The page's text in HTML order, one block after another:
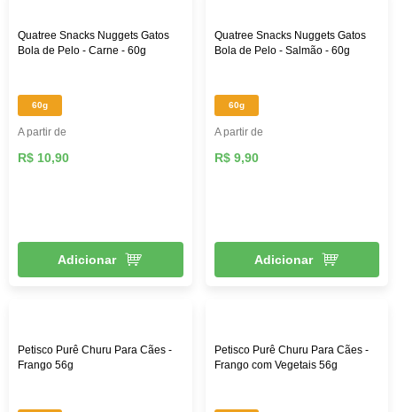
Quatree Snacks Nuggets Gatos
Bola de Pelo - Carne - 60g
60g
A partir de
R$ 10,90
Adicionar
Quatree Snacks Nuggets Gatos
Bola de Pelo - Salmão - 60g
60g
A partir de
R$ 9,90
Adicionar
Petisco Purê Churu Para Cães -
Frango 56g
Petisco Purê Churu Para Cães -
Frango com Vegetais 56g